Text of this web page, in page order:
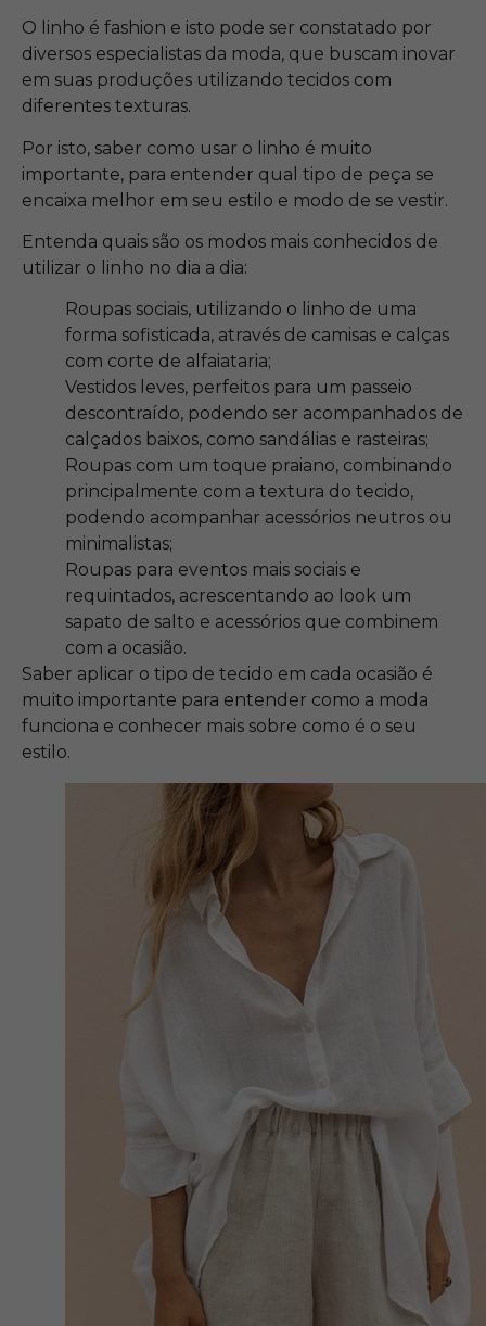
O linho é fashion e isto pode ser constatado por
diversos especialistas da moda, que buscam inovar
em suas produções utilizando tecidos com
diferentes texturas.
Por isto, saber como usar o linho é muito
importante, para entender qual tipo de peça se
encaixa melhor em seu estilo e modo de se vestir.
Entenda quais são os modos mais conhecidos de
utilizar o linho no dia a dia:
Roupas sociais, utilizando o linho de uma
forma sofisticada, através de camisas e calças
com corte de alfaiataria;
Vestidos leves, perfeitos para um passeio
descontraído, podendo ser acompanhados de
calçados baixos, como sandálias e rasteiras;
Roupas com um toque praiano, combinando
principalmente com a textura do tecido,
podendo acompanhar acessórios neutros ou
minimalistas;
Roupas para eventos mais sociais e
requintados, acrescentando ao look um
sapato de salto e acessórios que combinem
com a ocasião.
Saber aplicar o tipo de tecido em cada ocasião é
muito importante para entender como a moda
funciona e conhecer mais sobre como é o seu
estilo.